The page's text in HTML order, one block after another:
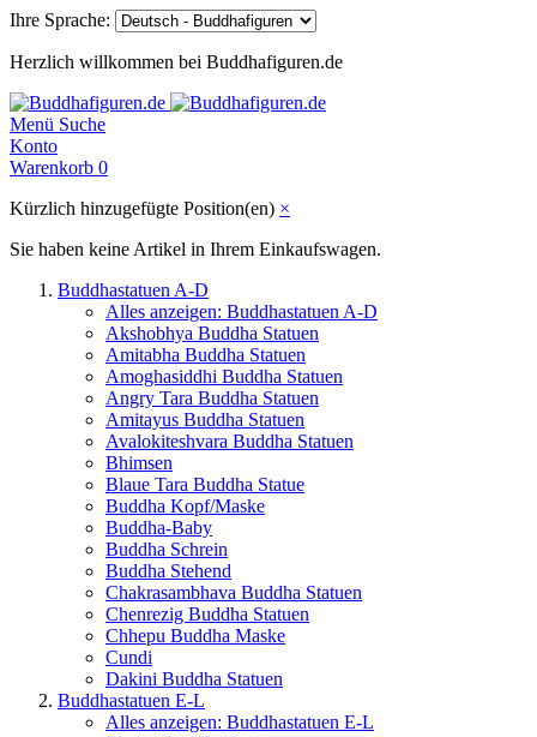
Ihre Sprache:
Herzlich willkommen bei Buddhafiguren.de
Menü Suche
Konto
Warenkorb 0
Kürzlich hinzugefügte Position(en) ×
Sie haben keine Artikel in Ihrem Einkaufswagen.
Buddhastatuen A-D
Alles anzeigen: Buddhastatuen A-D
Akshobhya Buddha Statuen
Amitabha Buddha Statuen
Amoghasiddhi Buddha Statuen
Angry Tara Buddha Statuen
Amitayus Buddha Statuen
Avalokiteshvara Buddha Statuen
Bhimsen
Blaue Tara Buddha Statue
Buddha Kopf/Maske
Buddha-Baby
Buddha Schrein
Buddha Stehend
Chakrasambhava Buddha Statuen
Chenrezig Buddha Statuen
Chhepu Buddha Maske
Cundi
Dakini Buddha Statuen
Buddhastatuen E-L
Alles anzeigen: Buddhastatuen E-L